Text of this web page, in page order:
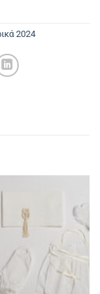
2024